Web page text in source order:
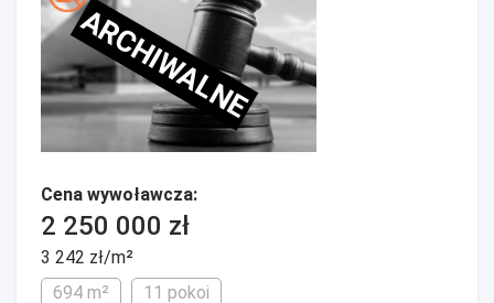
ARCHIWALNE
Cena wywoławcza:
2 250 000 zł
3 242 zł/m²
694 m²
11 pokoi